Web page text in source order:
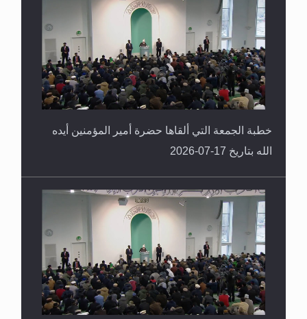
خطبة الجمعة التي ألقاها حضرة أمير المؤمنين أيده
خطبة الجمعة التي ألقاها حضرة أمير المؤمنين أيده